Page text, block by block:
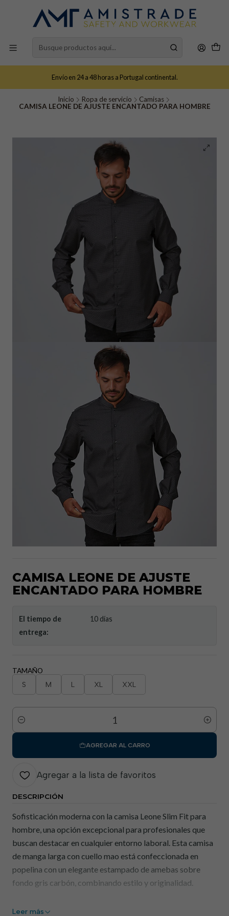
Envío en 24 a 48 horas a Portugal continental.
Inicio Ropa de servicio
Camisas
CAMISA LEONE DE AJUSTE ENCANTADO PARA HOMBRE
CAMISA LEONE DE AJUSTE
ENCANTADO PARA HOMBRE
El tiempo de
entrega:
10 días
TAMAÑO
S M L XL XXL
Cantidad
AGREGAR AL CARRO
Agregar a la lista de favoritos
DESCRIPCIÓN
Sofisticación moderna con la camisa Leone Slim Fit para
hombre, una opción excepcional para profesionales que
buscan destacar en cualquier entorno laboral. Esta camisa
de manga larga con cuello mao está confeccionada en
popelina con un elegante estampado de amebas sobre
fondo gris carbón, combinando estilo y originalidad.
Los puños abotonados, el ajuste ceñido y las pinzas en la
Leer más